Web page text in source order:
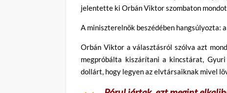
jelentette ki Orbán Viktor szombaton
A miniszterelnök beszédében hangsúlyozta:
Orbán Viktor a választásról szólva azt
megpróbálta kiszárítani a kincstárat,
dollárt, hogy legyen az elvtársaiknak mivel